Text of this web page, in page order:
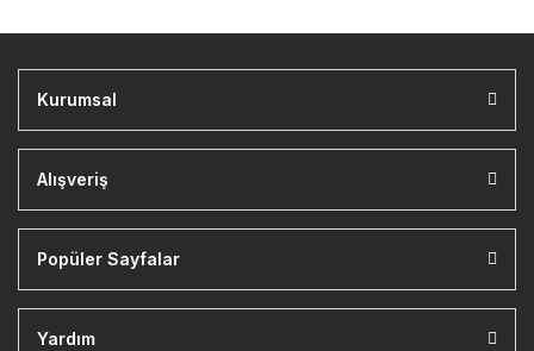
Kurumsal
Alışveriş
Popüler Sayfalar
Yardım